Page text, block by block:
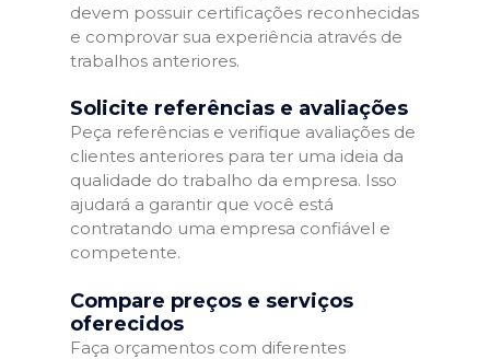
devem possuir certificações reconhecidas
e comprovar sua experiência através de
trabalhos anteriores.
Solicite referências e avaliações
Peça referências e verifique avaliações de
clientes anteriores para ter uma ideia da
qualidade do trabalho da empresa. Isso
ajudará a garantir que você está
contratando uma empresa confiável e
competente.
Compare preços e serviços
oferecidos
Faça orçamentos com diferentes